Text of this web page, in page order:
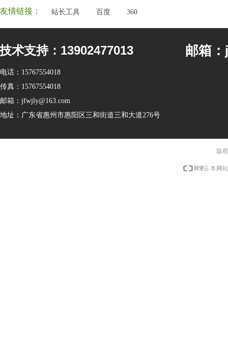
邮箱
技术支持：13902477013
电话： 15767554018
传真： 15767554018
邮箱： jfwjly@163.com
地址： 广东省惠州市惠阳区三和街道三和大道276号
友情链接： 站长工具 百度 360
版
本网